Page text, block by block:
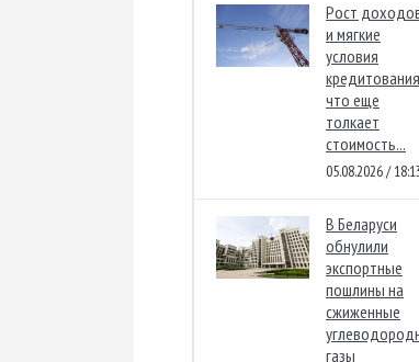
Рост
и мягкие
условия
что еще
толкает
стоимость...
05.08.2026 /
В Беларуси
обнулили
экспортные
пошлины на
сжиженные
газы